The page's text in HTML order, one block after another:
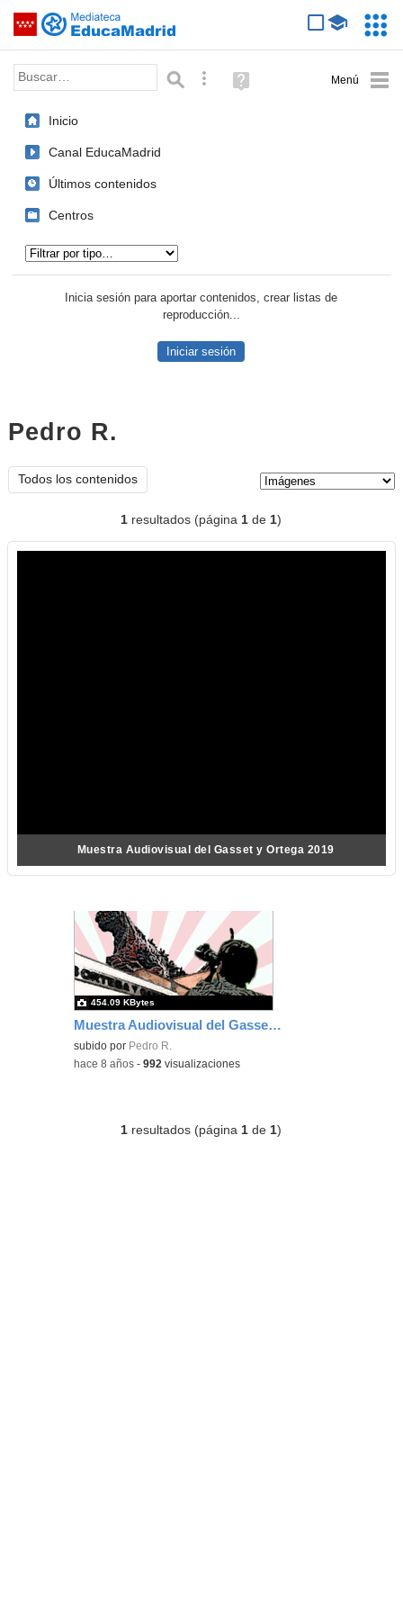
Saltar navegación
Palabra o frase: Búsqueda avanzada
Ayuda
(en
Inicio
Canal EducaMadrid
Últimos contenidos
Centros
Inicia sesión para aportar contenidos, crear listas de
reproducción...
Iniciar sesión
Pedro R.
Todos los contenidos
1 resultados (página1 de1)
Muestra Audiovisual del Gasset y Ortega 2019
Muestra Audiovisual del Gasset y Ortega 2019
subido por Pedro R.
454.09 KBytes
-hace 8 años -992 visualizaciones
1 resultados (página 1 de 1)